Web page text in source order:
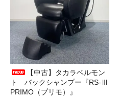
【中古】タカラベルモン
ト バックシャンプー『RS-Ⅲ
PRIMO（プリモ）』